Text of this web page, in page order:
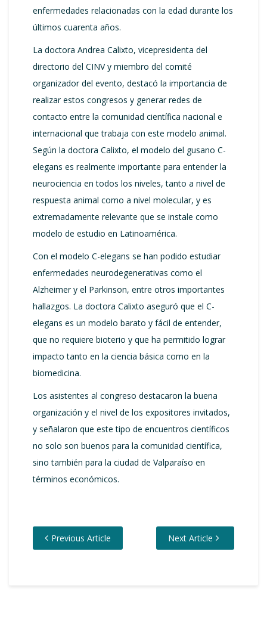
enfermedades relacionadas con la edad durante los
últimos cuarenta años.
La doctora Andrea Calixto, vicepresidenta del
directorio del CINV y miembro del comité
organizador del evento, destacó la importancia de
realizar estos congresos y generar redes de
contacto entre la comunidad científica nacional e
internacional que trabaja con este modelo animal.
Según la doctora Calixto, el modelo del gusano C-
elegans es realmente importante para entender la
neurociencia en todos los niveles, tanto a nivel de
respuesta animal como a nivel molecular, y es
extremadamente relevante que se instale como
modelo de estudio en Latinoamérica.
Con el modelo C-elegans se han podido estudiar
enfermedades neurodegenerativas como el
Alzheimer y el Parkinson, entre otros importantes
hallazgos. La doctora Calixto aseguró que el C-
elegans es un modelo barato y fácil de entender,
que no requiere bioterio y que ha permitido lograr
impacto tanto en la ciencia básica como en la
biomedicina.
Los asistentes al congreso destacaron la buena
organización y el nivel de los expositores invitados,
y señalaron que este tipo de encuentros científicos
no solo son buenos para la comunidad científica,
sino también para la ciudad de Valparaíso en
términos económicos.
Previous Article Next Article